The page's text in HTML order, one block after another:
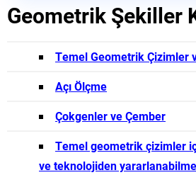
Geometrik Şekiller
Temel Geometrik Çizimler
Açı Ölçme
Çokgenler ve Çember
Temel geometrik çizimler
ve teknolojiden yararlanabilme